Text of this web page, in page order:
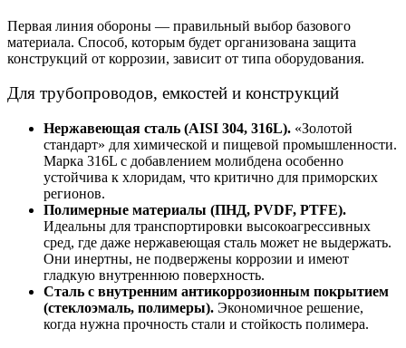
Первая линия обороны — правильный выбор базового
материала. Способ, которым будет организована защита
конструкций от коррозии, зависит от типа оборудования.
Для трубопроводов, емкостей и конструкций
Нержавеющая сталь (AISI 304, 316L). «Золотой
стандарт» для химической и пищевой промышленности.
Марка 316L с добавлением молибдена особенно
устойчива к хлоридам, что критично для приморских
регионов.
Полимерные материалы (ПНД, PVDF, PTFE).
Идеальны для транспортировки высокоагрессивных
сред, где даже нержавеющая сталь может не выдержать.
Они инертны, не подвержены коррозии и имеют
гладкую внутреннюю поверхность.
Сталь с внутренним антикоррозионным покрытием
(стеклоэмаль, полимеры). Экономичное решение,
когда нужна прочность стали и стойкость полимера.